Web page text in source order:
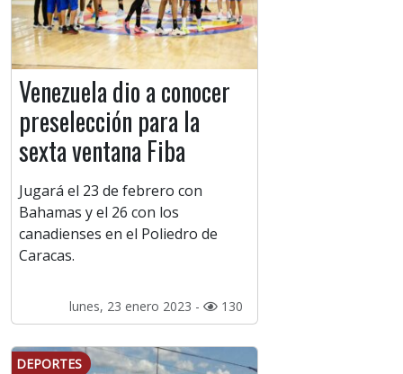
Venezuela dio a conocer
preselección para la
sexta ventana Fiba
Jugará el 23 de febrero con
Bahamas y el 26 con los
canadienses en el Poliedro de
Caracas.
lunes, 23 enero 2023 - 130
DEPORTES